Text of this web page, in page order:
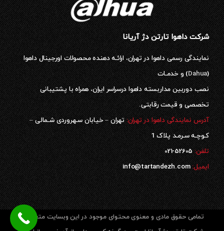
شرکت داهوا تارتن دژ آریانا
نمایندگی رسمی داهوا در تهران، ارائـه دهنده محصولات اورجینال داهوا
(
Dahua) و خدمـات
نصب دوربین مداربسته داهوا درسراسر ایران، همراه با پشتیبانی
تخصصی و قیمت رقابتی.
آدرس نمایندگی داهوا در تهران:تهران – خیابان سـهروردی شـمالی –
کـوچـه سـرمـد پلاک 1
تلفن:52605-021
ایمیل:info@tartandezh.com
تمامی حقوق مادی و معنوی محتوای موجود در این وبسایت متعلق به